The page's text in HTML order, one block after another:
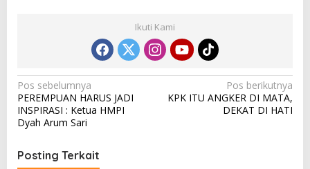
Ikuti Kami
N
a
v
i
Pos sebelumnya
PEREMPUAN HARUS JADI
INSPIRASI : Ketua HMPI
Dyah Arum Sari
Pos berikutnya
KPK ITU ANGKER DI MATA,
DEKAT DI HATI
Posting Terkait